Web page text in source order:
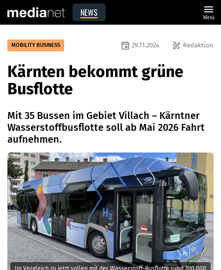
NEWS menu
Menü
Im Vergleich zu jetzt sollen mit der Wasserstoff-Busflotte rund 700.000
MOBILITY BUSINESS draw Redaktion
event 29.11.2024
Kärnten bekommt grüne
Busflotte
Mit 35 Bussen im Gebiet Villach – Kärntner
Wasserstoffbusflotte soll ab Mai 2026 Fahrt
aufnehmen.